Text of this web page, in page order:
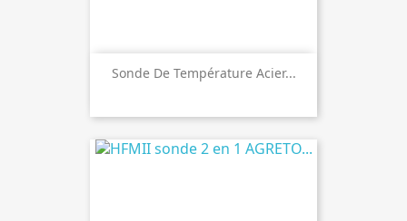
Sonde De Température Acier...